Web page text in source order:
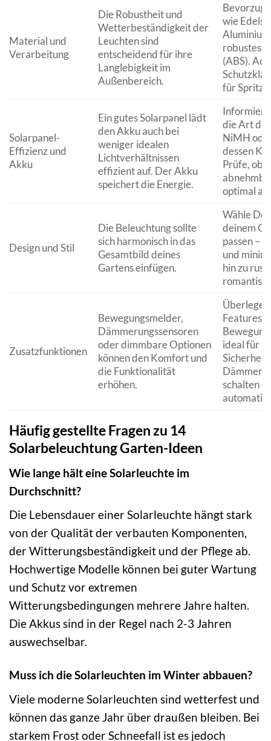
Material und
Verarbeitung
Die Robustheit und
Wetterbeständigkeit der
Leuchten sind
entscheidend für ihre
Langlebigkeit im
Außenbereich.
wie
robustes
(ABS).
für
Solarpanel-
Effizienz und
Akku
Ein gutes Solarpanel lädt
den Akku auch bei
weniger idealen
Lichtverhältnissen
effizient auf. Der Akku
speichert die Energie.
die Art
NiMH
dessen
Prüfe, ob
optimal
Design und Stil
Die Beleuchtung sollte
sich harmonisch in das
Gesamtbild deines
Gartens einfügen.
Wähle
deinem
passen –
und
hin zu
Zusatzfunktionen
Bewegungsmelder,
Dämmerungssensoren
oder dimmbare Optionen
können den Komfort und
die Funktionalität
erhöhen.
Überlege,
Features
ideal für
schalten
Häufig gestellte Fragen zu 14
Solarbeleuchtung Garten-Ideen
Wie lange hält eine Solarleuchte im
Durchschnitt?
Die Lebensdauer einer Solarleuchte hängt stark
von der Qualität der verbauten Komponenten,
der Witterungsbeständigkeit und der Pflege ab.
Hochwertige Modelle können bei guter Wartung
und Schutz vor extremen
Witterungsbedingungen mehrere Jahre halten.
Die Akkus sind in der Regel nach 2-3 Jahren
auswechselbar.
Muss ich die Solarleuchten im Winter abbauen?
Viele moderne Solarleuchten sind wetterfest und
können das ganze Jahr über draußen bleiben. Bei
starkem Frost oder Schneefall ist es jedoch